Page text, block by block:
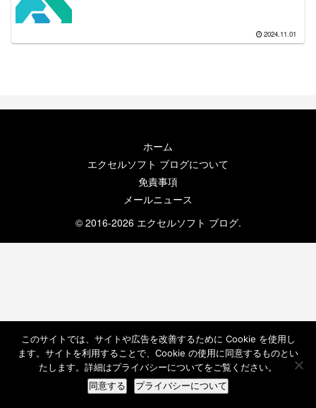
2024.11.01
ホーム
エクセルソフト ブログについて
免責事項
メールニュース
© 2016-2026 エクセルソフト ブログ.
このサイトでは、サイトや広告を改善するために Cookie を使用し
ます。サイトを利用することで、Cookie の使用に同意するものとい
たします。詳細はプライバシーについてをご覧ください。
同意する プライバシーについて